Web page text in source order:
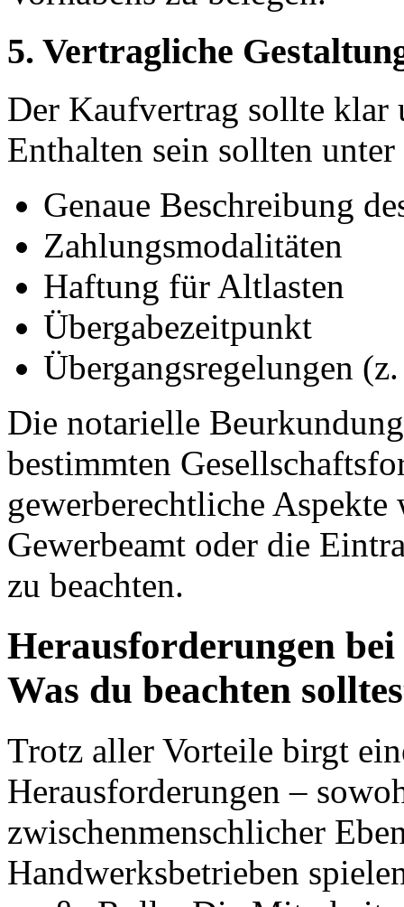
5. Vertragliche
Der Kaufvertrag sollte klar
Enthalten sein sollten unter
Genaue Beschreibung
Zahlungsmodalitäten
Haftung für Altlasten
Übergabezeitpunkt
Übergangsregelungen
Die notarielle
bestimmten
gewerberechtliche
Gewerbeamt oder die
zu beachten.
Herausforderungen
Was du beachten
Trotz aller Vorteile birgt
Herausforderungen –
zwischenmenschlicher
Handwerksbetrieben